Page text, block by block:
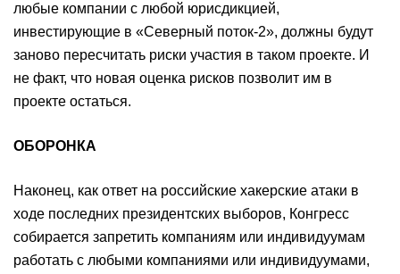
любые компании с любой юрисдикцией,
инвестирующие в «Северный поток-2», должны будут
заново пересчитать риски участия в таком проекте. И
не факт, что новая оценка рисков позволит им в
проекте остаться.
ОБОРОНКА
Наконец, как ответ на российские хакерские атаки в
ходе последних президентских выборов, Конгресс
собирается запретить компаниям или индивидуумам
работать с любыми компаниями или индивидуумами,